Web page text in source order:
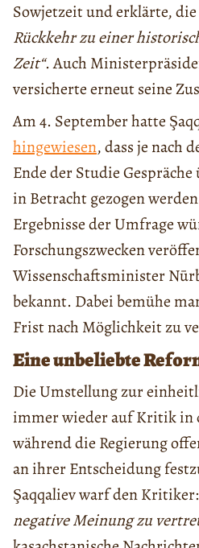
Sowjetzeit und erklärte,
Rückkehr zu einer
Zeit“. Auch
versicherte erneut seine
Am 4. September hatte
hingewiesen, dass je nach
Ende der Studie
in Betracht gezogen
Ergebnisse der Umfrage
Forschungszwecken
Wissenschaftsminister
bekannt. Dabei bemühe
Frist nach Möglichkeit zu
Eine unbeliebte
Die Umstellung zur
immer wieder auf Kritik in
während die Regierung
an ihrer Entscheidung
Şaqqaliev warf den
negative Meinung zu